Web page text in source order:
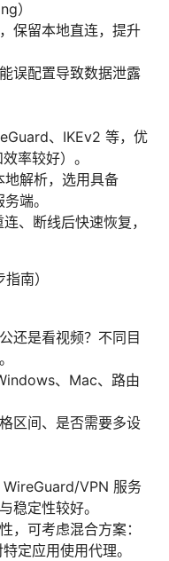
）
保留本地直连，提升
误配置导致数据泄露
、IKEv2 等，优
率较好）。
解析，选用具备
端。
、断线后快速恢复，
南）
还是看视频？不同目
、Mac、路由
区间、是否需要多设
WireGuard/VPN 服务
稳定性较好。
，可考虑混合方案：
定应用使用代理。